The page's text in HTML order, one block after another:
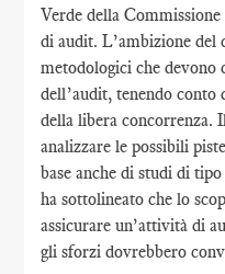
Verde della
di audit. L’ambizione del
metodologici che devono
dell’audit, tenendo conto
della libera concorrenza.
analizzare le possibili
base anche di studi di
ha sottolineato che lo
assicurare un’attività di
gli sforzi dovrebbero